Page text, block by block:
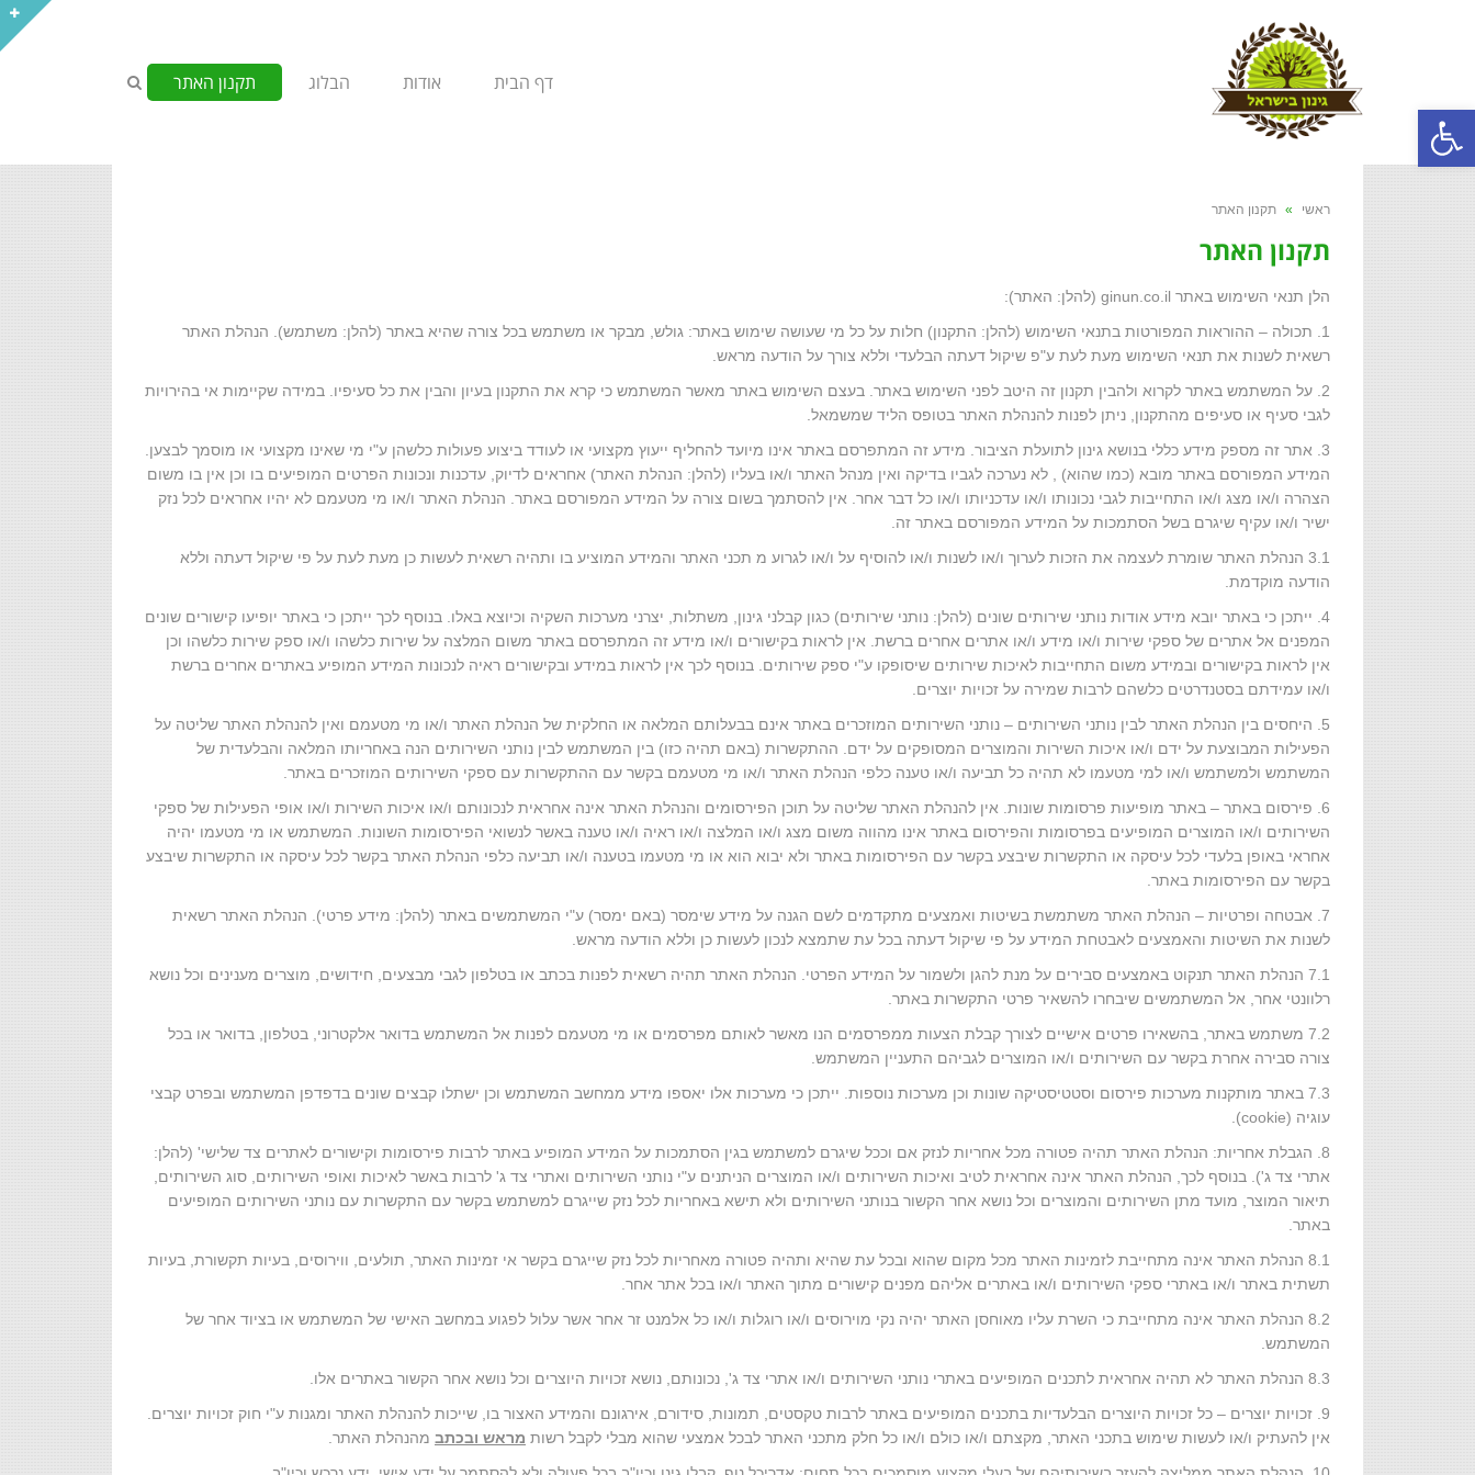
פתח סרגל נגישות
דף הבית אודות הבלוג תקנון האתר
ראשי » תקנון האתר
תקנון האתר
הלן תנאי השימוש באתר ginun.co.il (להלן: האתר):
1. תכולה – ההוראות המפורטות בתנאי השימוש (להלן: התקנון) חלות על כל מי שעושה שימוש באתר: גולש, מבקר או משתמש בכל צורה שהיא באתר (להלן: משתמש). הנהלת האתר
רשאית לשנות את תנאי השימוש מעת לעת ע"פ שיקול דעתה הבלעדי וללא צורך על הודעה מראש.
2. על המשתמש באתר לקרוא ולהבין תקנון זה היטב לפני השימוש באתר. בעצם השימוש באתר מאשר המשתמש כי קרא את התקנון בעיון והבין את כל סעיפיו. במידה שקיימות אי בהירויות
לגבי סעיף או סעיפים מהתקנון, ניתן לפנות להנהלת האתר בטופס הליד שמשמאל.
3. אתר זה מספק מידע כללי בנושא גינון לתועלת הציבור. מידע זה המתפרסם באתר אינו מיועד להחליף ייעוץ מקצועי או לעודד ביצוע פעולות כלשהן ע"י מי שאינו מקצועי או מוסמך לבצען.
המידע המפורסם באתר מובא (כמו שהוא) , לא נערכה לגביו בדיקה ואין מנהל האתר ו/או בעליו (להלן: הנהלת האתר) אחראים לדיוק, עדכנות ונכונות הפרטים המופיעים בו וכן אין בו משום
הצהרה ו/או מצג ו/או התחייבות לגבי נכונותו ו/או עדכניותו ו/או כל דבר אחר. אין להסתמך בשום צורה על המידע המפורסם באתר. הנהלת האתר ו/או מי מטעמם לא יהיו אחראים לכל נזק
ישיר ו/או עקיף שיגרם בשל הסתמכות על המידע המפורסם באתר זה.
3.1 הנהלת האתר שומרת לעצמה את הזכות לערוך ו/או לשנות ו/או להוסיף על ו/או לגרוע מ תכני האתר והמידע המוציע בו ותהיה רשאית לעשות כן מעת לעת על פי שיקול דעתה וללא
הודעה מוקדמת.
4. ייתכן כי באתר יובא מידע אודות נותני שירותים שונים (להלן: נותני שירותים) כגון קבלני גינון, משתלות, יצרני מערכות השקיה וכיוצא באלו. בנוסף לכך ייתכן כי באתר יופיעו קישורים שונים
המפנים אל אתרים של ספקי שירות ו/או מידע ו/או אתרים אחרים ברשת. אין לראות בקישורים ו/או מידע זה המתפרסם באתר משום המלצה על שירות כלשהו ו/או ספק שירות כלשהו וכן
אין לראות בקישורים ובמידע משום התחייבות לאיכות שירותים שיסופקו ע"י ספק שירותים. בנוסף לכך אין לראות במידע ובקישורים ראיה לנכונות המידע המופיע באתרים אחרים ברשת
ו/או עמידתם בסטנדרטים כלשהם לרבות שמירה על זכויות יוצרים.
5. היחסים בין הנהלת האתר לבין נותני השירותים – נותני השירותים המוזכרים באתר אינם בבעלותם המלאה או החלקית של הנהלת האתר ו/או מי מטעמם ואין להנהלת האתר שליטה על
הפעילות המבוצעת על ידם ו/או איכות השירות והמוצרים המסופקים על ידם. ההתקשרות (באם תהיה כזו) בין המשתמש לבין נותני השירותים הנה באחריותו המלאה והבלעדית של
המשתמש ולמשתמש ו/או למי מטעמו לא תהיה כל תביעה ו/או טענה כלפי הנהלת האתר ו/או מי מטעמם בקשר עם ההתקשרות עם ספקי השירותים המוזכרים באתר.
6. פירסום באתר – באתר מופיעות פרסומות שונות. אין להנהלת האתר שליטה על תוכן הפירסומים והנהלת האתר אינה אחראית לנכונותם ו/או איכות השירות ו/או אופי הפעילות של ספקי
השירותים ו/או המוצרים המופיעים בפרסומות והפירסום באתר אינו מהווה משום מצג ו/או המלצה ו/או ראיה ו/או טענה באשר לנשואי הפירסומות השונות. המשתמש או מי מטעמו יהיה
אחראי באופן בלעדי לכל עיסקה או התקשרות שיבצע בקשר עם הפירסומות באתר ולא יבוא הוא או מי מטעמו בטענה ו/או תביעה כלפי הנהלת האתר בקשר לכל עיסקה או התקשרות שיבצע
בקשר עם הפירסומות באתר.
7. אבטחה ופרטיות – הנהלת האתר משתמשת בשיטות ואמצעים מתקדמים לשם הגנה על מידע שימסר (באם ימסר) ע"י המשתמשים באתר (להלן: מידע פרטי). הנהלת האתר רשאית
לשנות את השיטות והאמצעים לאבטחת המידע על פי שיקול דעתה בכל עת שתמצא לנכון לעשות כן וללא הודעה מראש.
7.1 הנהלת האתר תנקוט באמצעים סבירים על מנת להגן ולשמור על המידע הפרטי. הנהלת האתר תהיה רשאית לפנות בכתב או בטלפון לגבי מבצעים, חידושים, מוצרים מענינים וכל נושא
רלוונטי אחר, אל המשתמשים שיבחרו להשאיר פרטי התקשרות באתר.
7.2 משתמש באתר, בהשאירו פרטים אישיים לצורך קבלת הצעות ממפרסמים הנו מאשר לאותם מפרסמים או מי מטעמם לפנות אל המשתמש בדואר אלקטרוני, בטלפון, בדואר או בכל
צורה סבירה אחרת בקשר עם השירותים ו/או המוצרים לגביהם התעניין המשתמש.
7.3 באתר מותקנות מערכות פירסום וסטטיסטיקה שונות וכן מערכות נוספות. ייתכן כי מערכות אלו יאספו מידע ממחשב המשתמש וכן ישתלו קבצים שונים בדפדפן המשתמש ובפרט קבצי
עוגיה (cookie).
8. הגבלת אחריות: הנהלת האתר תהיה פטורה מכל אחריות לנזק אם וככל שיגרם למשתמש בגין הסתמכות על המידע המופיע באתר לרבות פירסומות וקישורים לאתרים צד שלישי' (להלן:
אתרי צד ג'). בנוסף לכך, הנהלת האתר אינה אחראית לטיב ואיכות השירותים ו/או המוצרים הניתנים ע"י נותני השירותים ואתרי צד ג' לרבות באשר לאיכות ואופי השירותים, סוג השירותים,
תיאור המוצר, מועד מתן השירותים והמוצרים וכל נושא אחר הקשור בנותני השירותים ולא תישא באחריות לכל נזק שייגרם למשתמש בקשר עם התקשרות עם נותני השירותים המופיעים
באתר.
8.1 הנהלת האתר אינה מתחייבת לזמינות האתר מכל מקום שהוא ובכל עת שהיא ותהיה פטורה מאחריות לכל נזק שייגרם בקשר אי זמינות האתר, תולעים, ווירוסים, בעיות תקשורת, בעיות
תשתית באתר ו/או באתרי ספקי השירותים ו/או באתרים אליהם מפנים קישורים מתוך האתר ו/או בכל אתר אחר.
8.2 הנהלת האתר אינה מתחייבת כי השרת עליו מאוחסן האתר יהיה נקי מוירוסים ו/או רוגלות ו/או כל אלמנט זר אחר אשר עלול לפגוע במחשב האישי של המשתמש או בציוד אחר של
המשתמש.
8.3 הנהלת האתר לא תהיה אחראית לתכנים המופיעים באתרי נותני השירותים ו/או אתרי צד ג', נכונותם, נושא זכויות היוצרים וכל נושא אחר הקשור באתרים אלו.
9. זכויות יוצרים – כל זכויות היוצרים הבלעדיות בתכנים המופיעים באתר לרבות טקסטים, תמונות, סידורם, אירגונם והמידע האצור בו, שייכות להנהלת האתר ומגנות ע"י חוק זכויות יוצרים.
אין להעתיק ו/או לעשות שימוש בתכני האתר, מקצתם ו/או כולם ו/או כל חלק מתכני האתר לבכל אמצעי שהוא מבלי לקבל רשות מראש ובכתב מהנהלת האתר.